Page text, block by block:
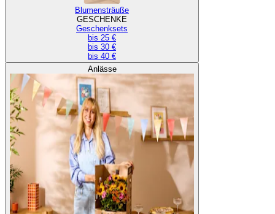
Blumensträuße
GESCHENKE
Geschenksets
bis 25 €
bis 30 €
bis 40 €
Anlässe